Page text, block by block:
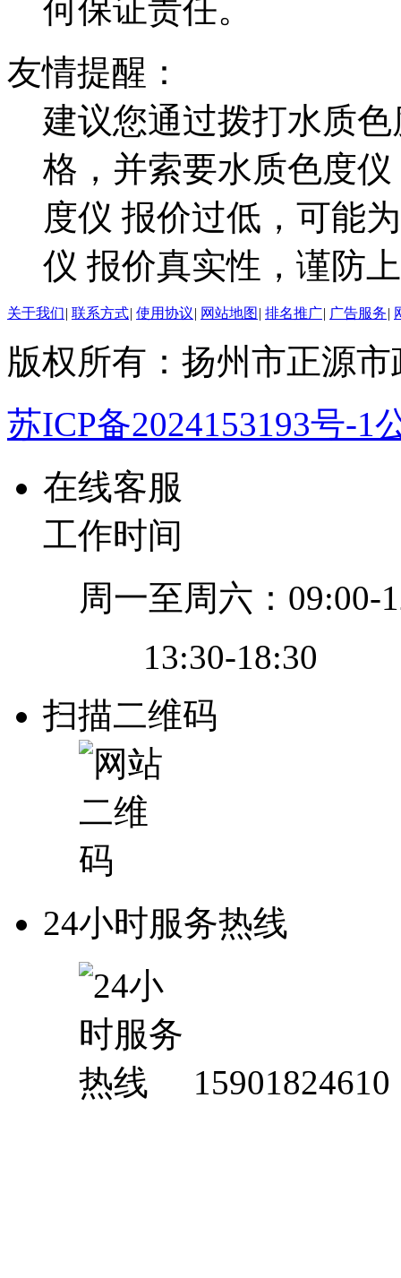
何保证责任。
友情提醒：
建议您通过拨打水质
格，并索要水质色度
度仪 报价过低，可能
仪 报价真实性，谨防
关于我们| 联系方式| 使用协议| 网站地图 | 排名推广| 广告服务|
版权所有：扬州市正源
苏ICP备2024153193号-1
在线客服
工作时间
周一至周六：09:00-
13:30-18:30
扫描二维码
24小时服务热线
15901824610